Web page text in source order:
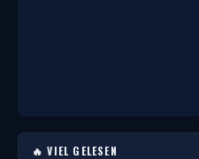
🔥 VIEL GELESEN